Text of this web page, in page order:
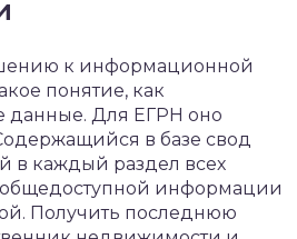
к информационной
понятие, как
Для ЕГРН оно
в базе свод
в каждый раздел всех
общедоступной информации
Получить последнюю